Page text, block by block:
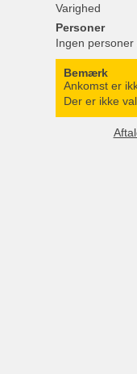
Varighed
Personer
Ingen personer
Bemærk
Ankomst er
Der er ikke